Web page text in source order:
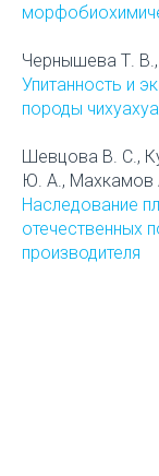
Чернышева Т.
Упитанность и
породы чихуахуа
Шевцова В. С.,
Ю. А., Махкамов
Наследование
отечественных
производителя